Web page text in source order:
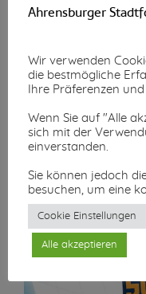
Mehr lesen...
Ahrensburger
Wir verwenden
die bestmögliche
Ihre Präferenzen
Wenn Sie auf "Alle
sich mit der
einverstanden.
Sie können jedoch
besuchen, um eine
Cookie Einstellungen
Alle akzeptieren